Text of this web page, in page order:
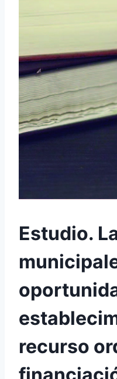
Estudio.
recurso